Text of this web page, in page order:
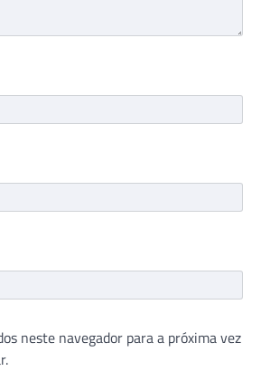
neste navegador para a próxima vez